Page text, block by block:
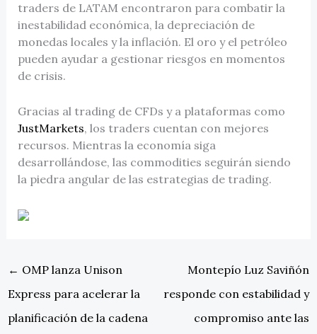
traders de LATAM encontraron para combatir la
inestabilidad económica, la depreciación de
monedas locales y la inflación. El oro y el petróleo
pueden ayudar a gestionar riesgos en momentos
de crisis.
Gracias al trading de CFDs y a plataformas como
JustMarkets, los traders cuentan con mejores
recursos. Mientras la economía siga
desarrollándose, las commodities seguirán siendo
la piedra angular de las estrategias de trading.
← OMP lanza Unison
Express para acelerar la
planificación de la cadena
Montepío Luz Saviñón
responde con estabilidad y
compromiso ante las